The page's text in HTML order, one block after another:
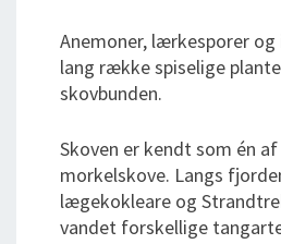
Anemoner, lærkesporer
lang række spiselige
skovbunden.
Skoven er kendt som én
morkelskove. Langs
lægekokleare og
vandet forskellige